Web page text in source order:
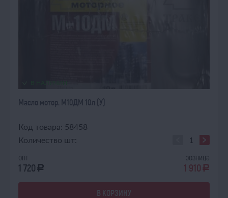
Масло мотор. М10ДМ 10л (У)
Код товара: 58458
Количество шт:
опт
1 720 a
розница
1 910 a
В КОРЗИНУ